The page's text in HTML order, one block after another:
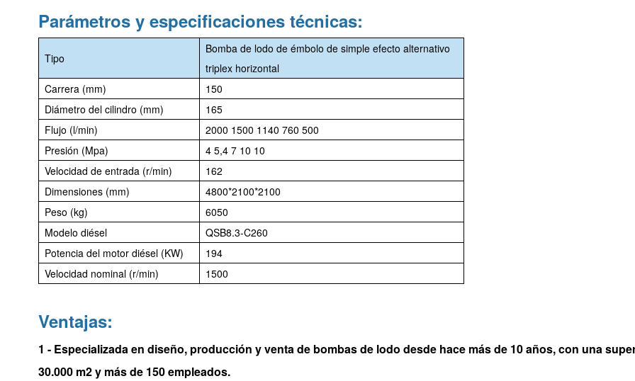
Parámetros y especificaciones técnicas:
Tipo
Bomba de lodo de émbolo de simple efecto alternativo
triplex horizontal
Carrera (mm)
150
Diámetro del cilindro (mm)
165
Flujo (l/min)
2000 1500 1140 760 500
Presión (Mpa)
4 5,4 7 10 10
Velocidad de entrada (r/min)
162
Dimensiones (mm)
4800*2100*2100
Peso (kg)
6050
Modelo diésel
QSB8.3-C260
Potencia del motor diésel (KW)
194
Velocidad nominal (r/min)
1500
Ventajas:
1 - Especializada en diseño, producción y venta de bombas de lodo desde hace más de 10 años, con una
30.000 m2 y más de 150 empleados.